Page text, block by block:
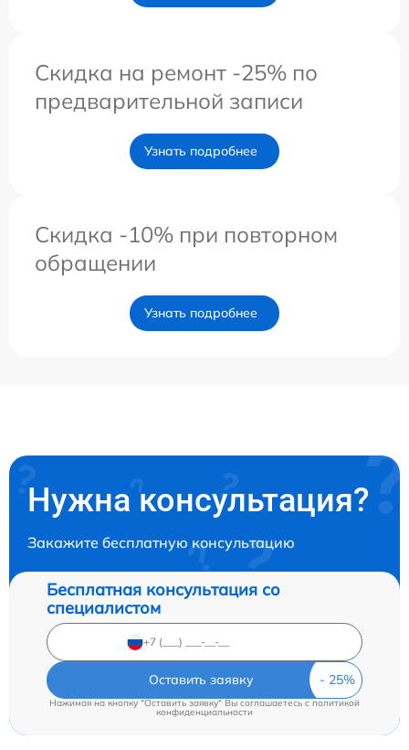
Скидка на ремонт -25% по
предварительной записи
Узнать подробнее
Скидка -10% при повторном
обращении
Узнать подробнее
Нужна консультация?
Закажите бесплатную консультацию
Бесплатная консультация со
специалистом
Оставить заявку
Нажимая на кнопку "Оставить заявку" Вы соглашаетесь cполитикой
конфиденциальности